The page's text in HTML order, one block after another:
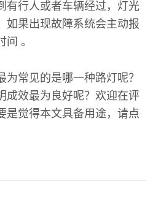
有行人或者车辆经过，灯光
如果出现故障系统会主动报
。
常见的是哪一种路灯呢？
成效最为良好呢？欢迎在评
是觉得本文具备用途，请点